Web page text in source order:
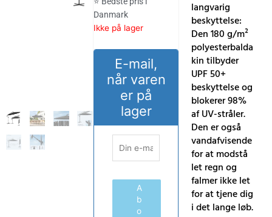
Danmark
Ikke på lager
E-mail,
når varen
er på
lager
A
b
o
langvarig
beskyttelse:
Den 180 g/m²
polyesterbalda
kin tilbyder
UPF 50+
beskyttelse og
blokerer 98%
af UV-stråler.
Den er også
vandafvisende
for at modstå
let regn og
falmer ikke let
for at tjene dig
i det lange løb.